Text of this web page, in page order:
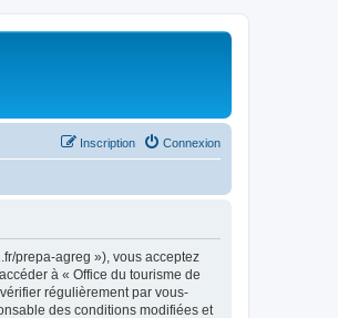
Connexion
Inscription
prepa-agreg »), vous acceptez
à « Office du tourisme de
régulièrement par vous-
des conditions modifiées et